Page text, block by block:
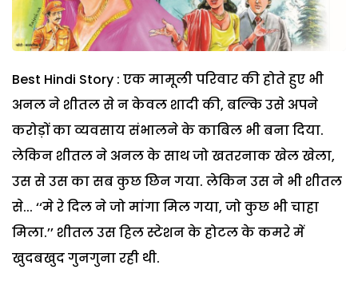
Best Hindi Story : एक मामूली परिवार की होते हुए भी
अनल ने शीतल से न केवल शादी की, बल्कि उसे अपने
करोड़ों का व्यवसाय संभालने के काबिल भी बना दिया.
लेकिन शीतल ने अनल के साथ जो खतरनाक खेल खेला,
उस से उस का सब कुछ छिन गया. लेकिन उस ने भी शीतल
से... ‘‘मे रे दिल ने जो मांगा मिल गया, जो कुछ भी चाहा
मिला.’’ शीतल उस हिल स्टेशन के होटल के कमरे में
खुदबखुद गुनगुना रही थी.